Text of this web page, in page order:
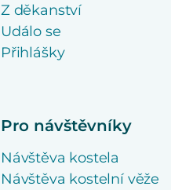
Z děkanství
Událo se
Přihlášky
Pro návštěvníky
Návštěva kostela
Návštěva kostelní věže